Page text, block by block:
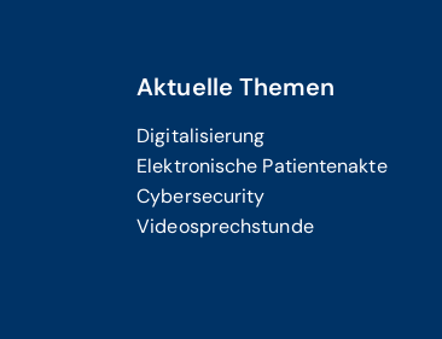
Aktuelle Themen
Digitalisierung
Elektronische Patientenakte
Cybersecurity
Videosprechstunde